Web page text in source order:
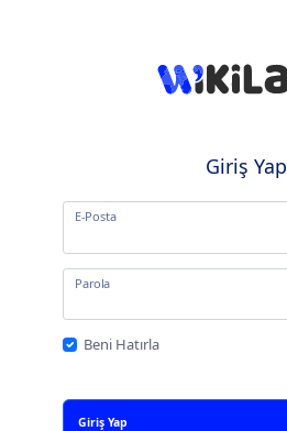
Giriş Yap
E-Posta
Parola
Beni Hatırla
Giriş Yap